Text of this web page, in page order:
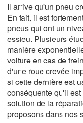
Il arrive qu'un pneu
En fait, il est
pneus qui ont un
essieu. Plusieurs
manière
voiture en cas de
d'une roue crevée
si cette dernière est
conséquente qu'il
solution de la
proposons dans nos